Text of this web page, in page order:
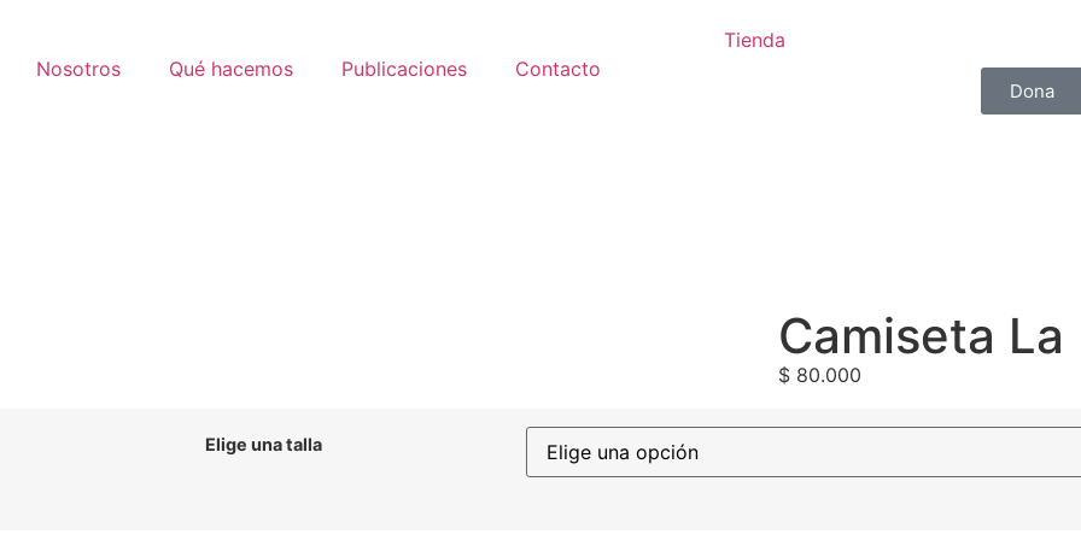
Nosotros Qué hacemos Publicaciones Contacto
Tienda
Dona
Camiseta La
$ 80.000
Elige una talla